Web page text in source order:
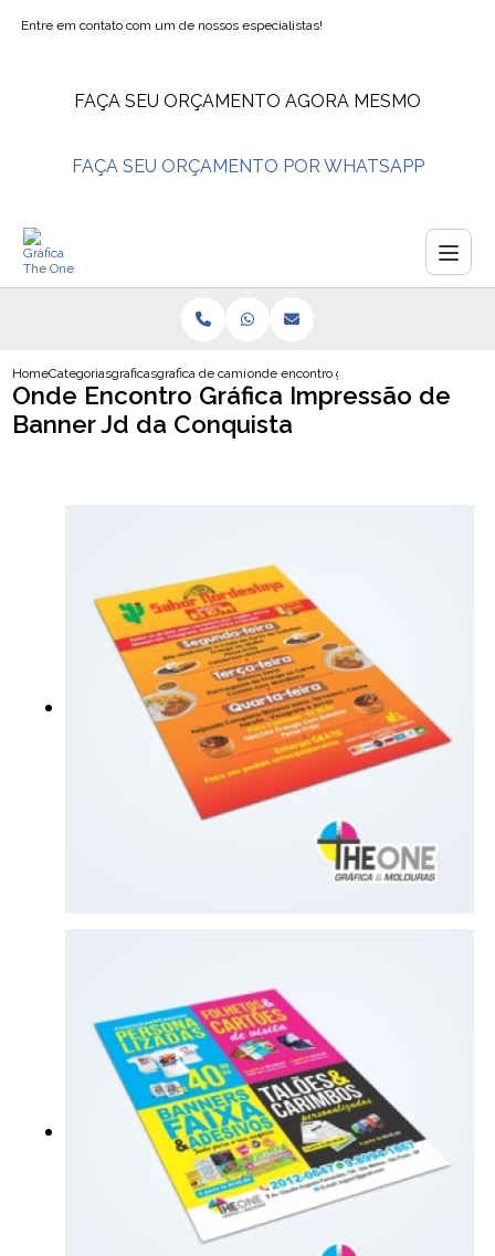
Entre em contato com um de nossos especialistas!
FAÇA SEU ORÇAMENTO AGORA MESMO
FAÇA SEU ORÇAMENTO POR WHATSAPP
HomeCategoriasgraficasgrafica de camisetasonde encontro grafica impressao de
Onde Encontro Gráfica Impressão de
Banner Jd da Conquista